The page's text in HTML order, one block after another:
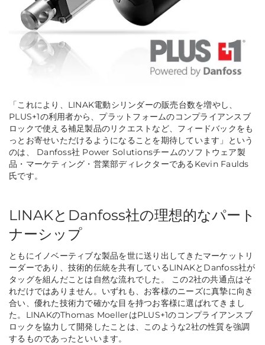
「これにより、LINAK電動シリンダーの販売台数を増やし、
PLUS+1の利用者から、プラットフォームのコンプライアンスブ
ロックで使える補足製品のリクエストなど、フィードバックをも
っとお寄せいただけるようになることを期待しています」
という
のは、 Danfoss社 Power Solutionsチームのソフトウェア製
品・マーケティング・営業部ディレクターであるKevin Faulds
氏です。
LINAKとDanfoss社の理想的なパート
ナーシップ
ともにイノベーティブな製品を世に送り出してきたマーケットリ
ーダーであり、技術的伝統を共有しているLINAKとDanfoss社が
タッグを組んだことは自然な流れでした。 この2社の共通点はそ
れだけではありません。いずれも、お客様のニーズに真摯に向き
合い、優れた技術力で確かな目を持つお客様に選ばれてきまし
た。LINAKのThomas MoellerはPLUS+1のコンプライアンスブ
ロックを協力して開発したことは、このような2社の性質を強調
するものであったといいます。